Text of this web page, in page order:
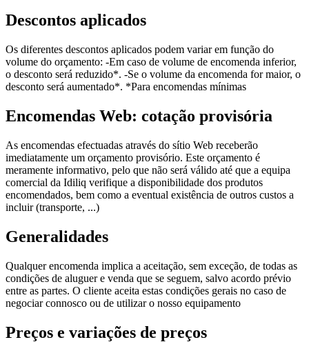
Descontos aplicados
Os diferentes descontos aplicados podem variar em função do
volume do orçamento: -Em caso de volume de encomenda inferior,
o desconto será reduzido*. -Se o volume da encomenda for maior, o
desconto será aumentado*. *Para encomendas mínimas
Encomendas Web: cotação provisória
As encomendas efectuadas através do sítio Web receberão
imediatamente um orçamento provisório. Este orçamento é
meramente informativo, pelo que não será válido até que a equipa
comercial da Idiliq verifique a disponibilidade dos produtos
encomendados, bem como a eventual existência de outros custos a
incluir (transporte, ...)
Generalidades
Qualquer encomenda implica a aceitação, sem exceção, de todas as
condições de aluguer e venda que se seguem, salvo acordo prévio
entre as partes. O cliente aceita estas condições gerais no caso de
negociar connosco ou de utilizar o nosso equipamento
Preços e variações de preços